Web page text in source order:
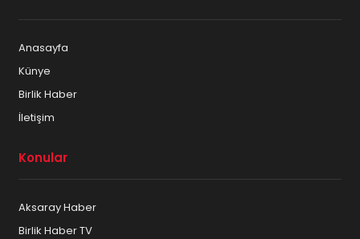
Anasayfa
Künye
Birlik Haber
İletişim
Konular
Aksaray Haber
Birlik Haber TV